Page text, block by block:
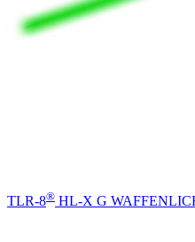
TLR-8® HL-X G